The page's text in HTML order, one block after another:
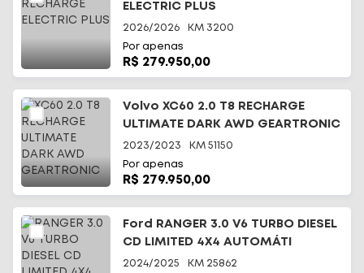
ELECTRIC PLUS
2026/2026 KM 3200
Por apenas
R$ 279.950,00
Volvo XC60 2.0 T8 RECHARGE
ULTIMATE DARK AWD GEARTRONIC
2023/2023 KM 51150
Por apenas
R$ 279.950,00
Ford RANGER 3.0 V6 TURBO DIESEL
CD LIMITED 4X4 AUTOMÁTI
2024/2025 KM 25862